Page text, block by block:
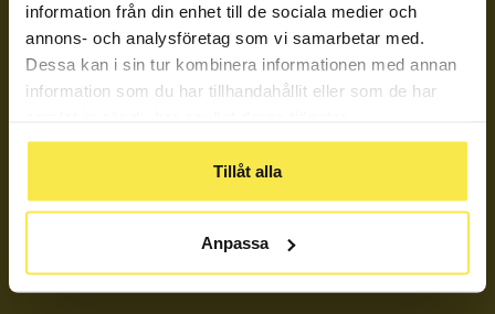
information från din enhet till de sociala medier och
annons- och analysföretag som vi samarbetar med.
Dessa kan i sin tur kombinera informationen med annan
information som du har tillhandahållit eller som de har
Tillåt alla
Anpassa
Samhälle
Få hjälp
Berättelser
Om oss